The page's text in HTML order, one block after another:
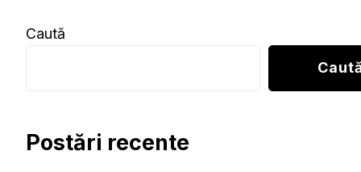
Caută
Postări recente